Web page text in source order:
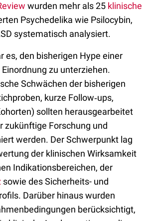
wurden mehr als 25 klinische
Psychedelika wie Psilocybin,
systematisch analysiert.
es, den bisherigen Hype einer
zu unterziehen.
Schwächen der bisherigen
kurze Follow‑ups,
sollten herausgearbeitet
zukünftige Forschung und
werden. Der Schwerpunkt lag
der klinischen Wirksamkeit
Indikationsbereichen, der
sowie des Sicherheits- und
Darüber hinaus wurden
berücksichtigt,